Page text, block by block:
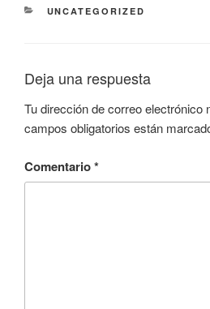
CATEGORÍAS
UNCATEGORIZED
Deja una respuesta
Tu dirección de correo electrónico
campos obligatorios están
Comentario*